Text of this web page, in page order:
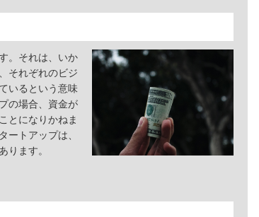
。それは、いか
それぞれのビジ
いるという意味
の場合、資金が
とになりかねま
トアップは、
ります。